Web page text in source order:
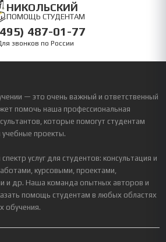
НИКОЛЬСКИЙ
ПОМОЩЬ СТУДЕНТАМ
487-01-77
звонков по России
— это очень важный и ответственный
помочь наша профессиональная
которые помогут студентам
проекты.
услуг для студентов: консультация и
курсовыми, проектами,
и др. Наша команда опытных авторов и
помощь студентам в любых областях
обучения.